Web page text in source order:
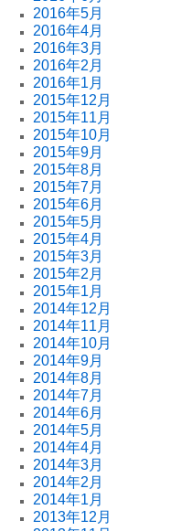
2016年5月
2016年4月
2016年3月
2016年2月
2016年1月
2015年12月
2015年11月
2015年10月
2015年9月
2015年8月
2015年7月
2015年6月
2015年5月
2015年4月
2015年3月
2015年2月
2015年1月
2014年12月
2014年11月
2014年10月
2014年9月
2014年8月
2014年7月
2014年6月
2014年5月
2014年4月
2014年3月
2014年2月
2014年1月
2013年12月